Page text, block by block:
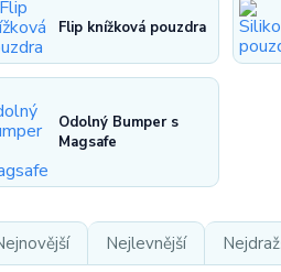
Flip knížková pouzdra
Odolný Bumper s
Magsafe
Nejlevnější